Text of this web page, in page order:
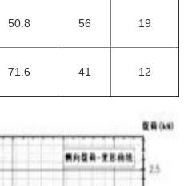
50.8 56 19
71.6 41 12